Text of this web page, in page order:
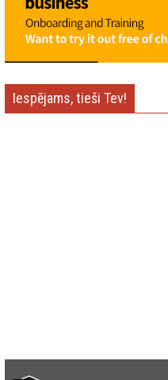
Iespējams, tieši Tev!